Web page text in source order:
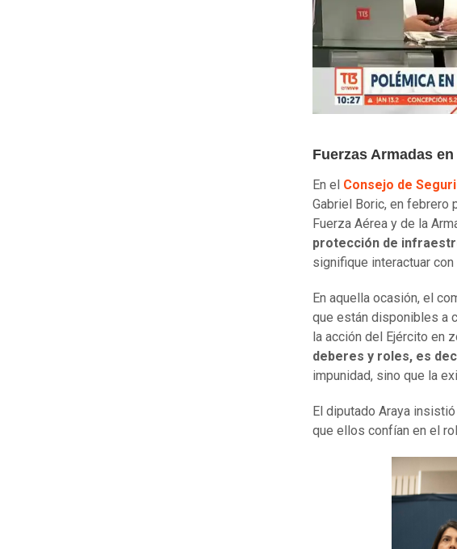
Fuerzas Armadas
En el Consejo de
Gabriel Boric, en febrero
Fuerza Aérea y de la
protección de
signifique interactuar con
En aquella ocasión, el
que están disponibles a
la acción del Ejército en
deberes y roles, es
impunidad, sino que la
El diputado Araya
que ellos confían en el